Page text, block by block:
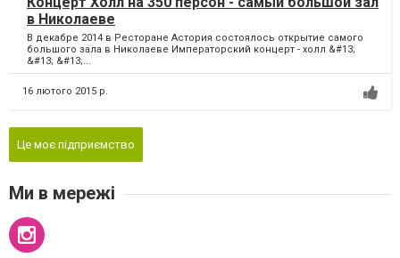
в Николаеве
В декабре 2014 в Ресторане Астория состоялось открытие самого
большого зала в Николаеве Императорский концерт - холл &#13;
&#13; &#13;...
16 лютого 2015 р.
Це моє підприємство
Ми в мережі